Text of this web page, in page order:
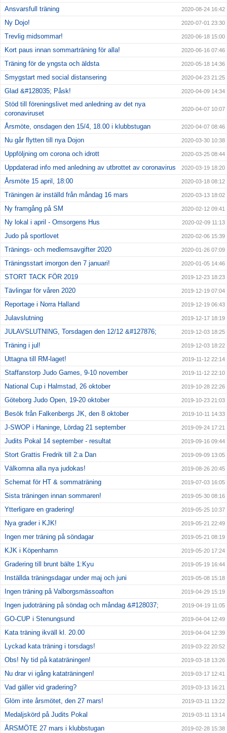
Ansvarsfull träning 2020-08-24 16:42
Ny Dojo! 2020-07-01 23:30
Trevlig midsommar! 2020-06-18 15:00
Kort paus innan sommarträning för alla! 2020-06-16 07:46
Träning för de yngsta och äldsta 2020-05-18 14:36
Smygstart med social distansering 2020-04-23 21:25
Glad &#128035; Påsk! 2020-04-09 14:34
Stöd till föreningslivet med anledning av det nya
coronaviruset
2020-04-07 10:07
Årsmöte, onsdagen den 15/4, 18.00 i klubbstugan 2020-04-07 08:46
Nu går flytten till nya Dojon 2020-03-30 10:38
Uppföljning om corona och idrott 2020-03-25 08:44
Uppdaterad info med anledning av utbrottet av coronavirus 2020-03-19 18:20
Årsmöte 15 april, 18:00 2020-03-18 08:12
Träningen är inställd från måndag 16 mars 2020-03-13 18:02
Ny framgång på SM 2020-02-12 09:41
Ny lokal i april - Omsorgens Hus 2020-02-09 11:13
Judo på sportlovet 2020-02-06 15:39
Tränings- och medlemsavgifter 2020 2020-01-26 07:09
Träningsstart imorgon den 7 januari! 2020-01-05 14:46
STORT TACK FÖR 2019 2019-12-23 18:23
Tävlingar för våren 2020 2019-12-19 07:04
Reportage i Norra Halland 2019-12-19 06:43
Julavslutning 2019-12-17 18:19
JULAVSLUTNING, Torsdagen den 12/12 &#127876; 2019-12-03 18:25
Träning i jul! 2019-12-03 18:22
Uttagna till RM-laget! 2019-11-12 22:14
Staffanstorp Judo Games, 9-10 november 2019-11-12 22:10
National Cup i Halmstad, 26 oktober 2019-10-28 22:26
Göteborg Judo Open, 19-20 oktober 2019-10-23 21:03
Besök från Falkenbergs JK, den 8 oktober 2019-10-11 14:33
J-SWOP i Haninge, Lördag 21 september 2019-09-24 17:21
Judits Pokal 14 september - resultat 2019-09-16 09:44
Stort Grattis Fredrik till 2:a Dan 2019-09-09 13:05
Välkomna alla nya judokas! 2019-08-26 20:45
Schemat för HT & sommaträning 2019-07-03 16:05
Sista träningen innan sommaren! 2019-05-30 08:16
Ytterligare en gradering! 2019-05-25 10:37
Nya grader i KJK! 2019-05-21 22:49
Ingen mer träning på söndagar 2019-05-21 08:19
KJK i Köpenhamn 2019-05-20 17:24
Gradering till brunt bälte 1:Kyu 2019-05-19 16:44
Inställda träningsdagar under maj och juni 2019-05-08 15:18
Ingen träning på Valborgsmässoafton 2019-04-29 15:19
Ingen judoträning på söndag och måndag &#128037; 2019-04-19 11:05
GO-CUP i Stenungsund 2019-04-04 12:49
Kata träning ikväll kl. 20.00 2019-04-04 12:39
Lyckad kata träning i torsdags! 2019-03-22 20:52
Obs! Ny tid på kataträningen! 2019-03-18 13:26
Nu drar vi igång kataträningen! 2019-03-17 12:41
Vad gäller vid gradering? 2019-03-13 16:21
Glöm inte årsmötet, den 27 mars! 2019-03-11 13:22
Medaljskörd på Judits Pokal 2019-03-11 13:14
ÅRSMÖTE 27 mars i klubbstugan 2019-02-28 15:38